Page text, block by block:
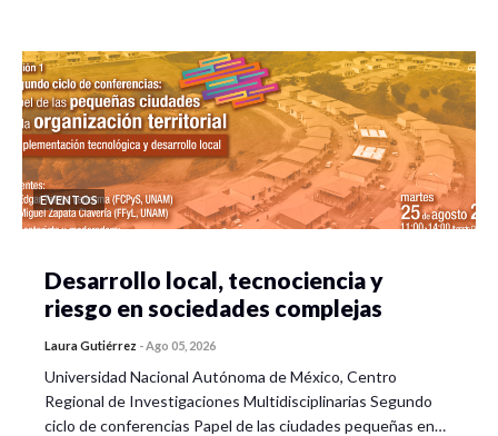
EVENTOS
Desarrollo local, tecnociencia y
riesgo en sociedades complejas
Laura Gutiérrez -Ago 05, 2026
Universidad Nacional Autónoma de México, Centro
Regional de Investigaciones Multidisciplinarias Segundo
ciclo de conferencias Papel de las ciudades pequeñas en…